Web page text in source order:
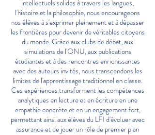
intellectuels solides à travers les langues,
l'histoire et la philosophie, nous encourageons
nos élèves à s'exprimer pleinement et à dépasser
les frontières pour devenir de véritables citoyens
du monde. Grâce aux clubs de débat, aux
simulations de l'ONU, aux publications
étudiantes et à des rencontres enrichissantes
avec des auteurs invités, nous transcendons les
limites de l'apprentissage traditionnel en classe.
Ces expériences transforment les compétences
analytiques en lecture et en écriture en une
empathie concrète et en un engagement fort,
permettant ainsi aux élèves du LFI d'évoluer avec
assurance et de jouer un rôle de premier plan